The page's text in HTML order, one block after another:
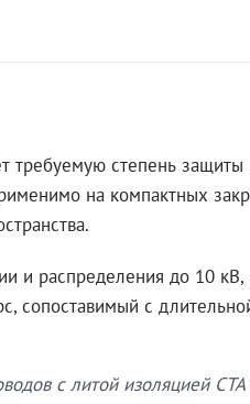
требуемую степень
на компактных
и распределения до 10
сопоставимый с
с литой изоляцией